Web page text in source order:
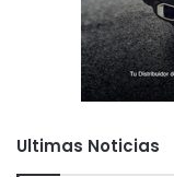
Ultimas Noticias